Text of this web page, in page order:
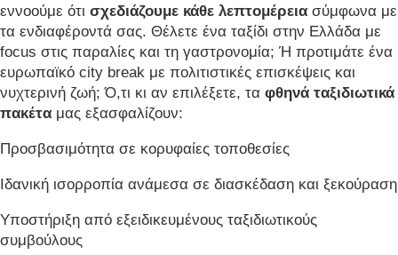
εννοούμε ότι σχεδιάζουμε κάθε λεπτομέρεια σύμφωνα με
τα ενδιαφέροντά σας. Θέλετε ένα ταξίδι στην Ελλάδα με
focus στις παραλίες και τη γαστρονομία; Ή προτιμάτε ένα
ευρωπαϊκό city break με πολιτιστικές επισκέψεις και
νυχτερινή ζωή; Ό,τι κι αν επιλέξετε, τα φθηνά ταξιδιωτικά
πακέτα μας εξασφαλίζουν:
Προσβασιμότητα σε κορυφαίες τοποθεσίες
Ιδανική ισορροπία ανάμεσα σε διασκέδαση και ξεκούραση
Υποστήριξη από εξειδικευμένους ταξιδιωτικούς
συμβούλους